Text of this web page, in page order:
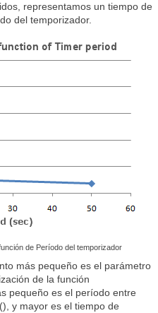
representamos un tiempo de
del temporizador.
de Período del temporizador
más pequeño es el parámetro
de la función
pequeño es el período entre
y mayor es el tiempo de